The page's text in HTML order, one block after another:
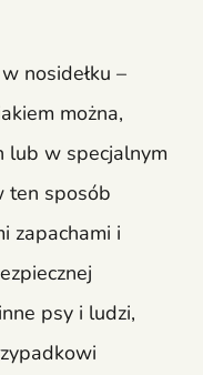
nosidełku –
można,
lub w specjalnym
ten sposób
zapachami i
psy i ludzi,